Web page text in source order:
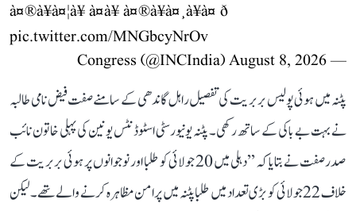
à¤®à¥à¤¦à¥ à¤à¥ à¤®à¥à¤¸à¥à¤ ð
pic.twitter.com/MNGbcyNrOv
— Congress (@INCIndia)
August 8, 2026
پٹنہ میں ہوئی پولیس بربریت کی تفصیل راہل گاندھی کے سامنے صفت فیض نامی طالبہ
نے بہت بے باکی کے ساتھ رکھی۔ پٹنہ یونیورسٹی اسٹوڈنٹس یونین کی پہلی خاتون نائب
صدر صفت نے بتایا کہ ’’دہلی میں 20 جولائی کو طلبا اور نوجوانوں پر ہوئی بربریت کے
خلاف 22 جولائی کو بڑی تعداد میں طلبا پٹنہ میں پرامن مظاہرہ کرنے والے تھے۔ لیکن